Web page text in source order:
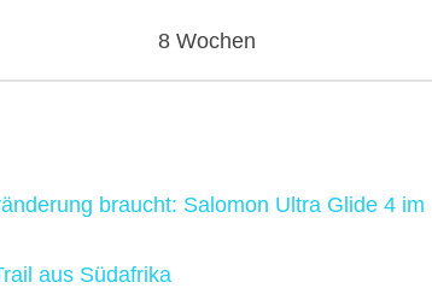
8 Wochen
braucht: Salomon Ultra Glide 4 im
aus Südafrika